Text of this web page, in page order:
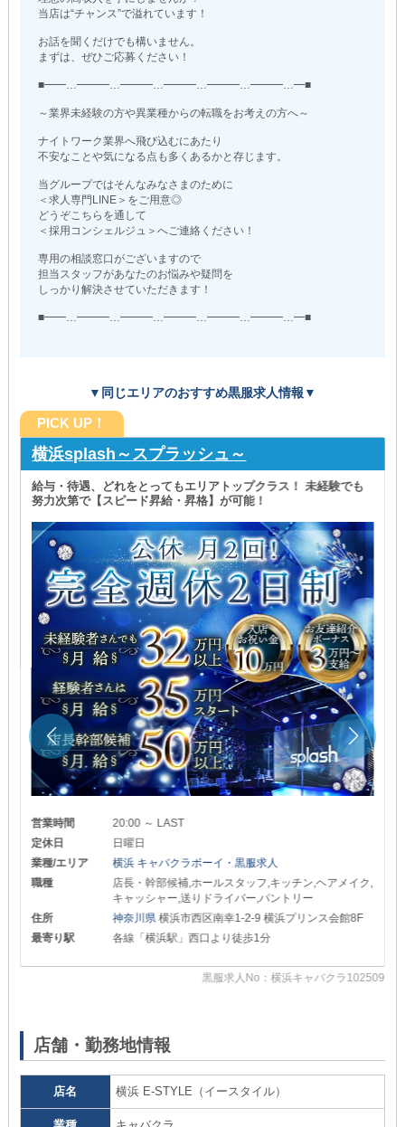
当店は“チャンス”で溢れています！
お話を聞くだけでも構いません。
まずは、ぜひご応募ください！
■━━…━━━…━━━…━━━…━━━…━━━…━■
～業界未経験の方や異業種からの転職をお考えの方へ～
ナイトワーク業界へ飛び込むにあたり
不安なことや気になる点も多くあるかと存じます。
当グループではそんなみなさまのために
＜求人専門LINE＞をご用意◎
どうぞこちらを通して
＜採用コンシェルジュ＞へご連絡ください！
専用の相談窓口がございますので
担当スタッフがあなたのお悩みや疑問を
しっかり解決させていただきます！
■━━…━━━…━━━…━━━…━━━…━━━…━■
▼同じエリアのおすすめ黒服求人情報▼
PICK UP！
横浜splash～スプラッシュ～
給与・待遇、どれをとってもエリアトップクラス！ 未経験でも
努力次第で【スピード昇給・昇格】が可能！
営業時間
20:00 ～ LAST
定休日
日曜日
業種/エリア
横浜 キャバクラボーイ・黒服求人
職種
店長・幹部候補,ホールスタッフ,キッチン,ヘアメイク,
キャッシャー,送りドライバー,パントリー
住所
神奈川県横浜市西区南幸1-2-9 横浜プリンス会館8F
最寄り駅
各線「横浜駅」西口より徒歩1分
黒服求人No：横浜キャバクラ102509
店舗・勤務地情報
店名 横浜 E-STYLE（イースタイル）